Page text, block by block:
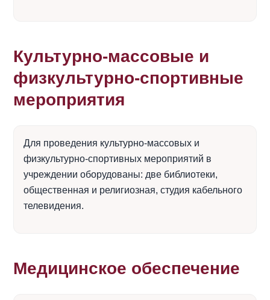
Культурно-массовые и
физкультурно-спортивные
мероприятия
Для проведения культурно-массовых и
физкультурно-спортивных мероприятий в
учреждении оборудованы: две библиотеки,
общественная и религиозная, студия кабельного
телевидения.
Медицинское обеспечение